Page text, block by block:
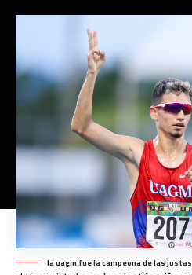
la uagm fue la campeona de las